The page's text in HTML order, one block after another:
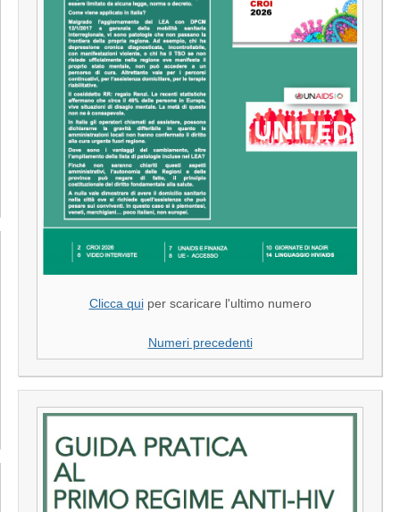
Clicca quiper scaricare l'ultimo numero
Numeri precedenti